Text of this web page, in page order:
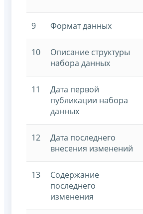
9 Формат данных
10
Описание структуры
набора данных
11
Дата первой
публикации набора
данных
12
Дата последнего
внесения изменений
13
Содержание
последнего
изменения